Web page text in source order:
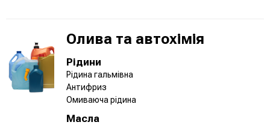
Олива та автохімія
Рідини
Рідина гальмівна
Антифриз
Омиваюча рідина
Масла